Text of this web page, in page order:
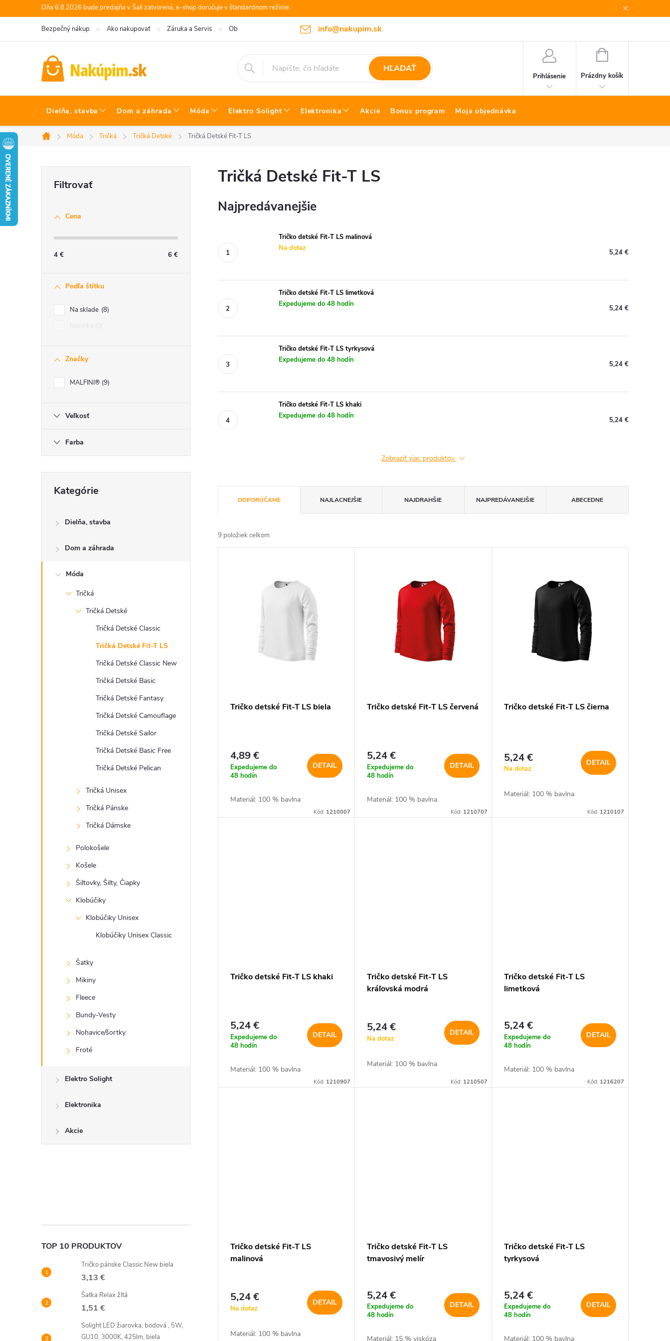
na
Dňa 6.8.2026 bude predajňa v Šali zatvorená, e-shop doručuje v štandardnom režime.
info@nakupim.sk
Bezpečný nákup Ako nakupovať Záruka a Servis Obchodné podmienky Platby a Doprava Blog Bosch náradie
HĽADAŤ
Prihlásenie
NÁKUPNÝ
Prázdny košík
Dielňa, stavba Dom a záhrada Móda Elektro Solight Elektronika Akcie Bonus program Moja objednávka
Domov
Móda Tričká Tričká Detské Tričká Detské Fit-T LS
Cena
4 € 6 €
Podľa štítku
Na sklade 8
Značky
MALFINI® 9
Veľkosť
Farba
kategórie
Kategórie
Dielňa, stavba
Dom a záhrada
Móda
Tričká
Tričká Detské
Tričká Detské Classic
Tričká Detské Fit-T LS
Tričká Detské Classic New
Tričká Detské Basic
Tričká Detské Fantasy
Tričká Detské Camouflage
Tričká Detské Sailor
Tričká Detské Basic Free
Tričká Detské Pelican
Tričká Unisex
Tričká Pánske
Tričká Dámske
Polokošele
Košele
Šiltovky, Šilty, Čiapky
Klobúčiky
Klobúčiky Unisex
Klobúčiky Unisex Classic
Šatky
Mikiny
Fleece
Bundy-Vesty
Nohavice/šortky
Froté
Elektro Solight
Elektronika
Akcie
TOP 10 PRODUKTOV
Tričko pánske Classic New biela
3,13 €
Šatka Relax žltá
1,51 €
Solight LED žiarovka, bodová , 5W,
GU10, 3000K, 425lm, biela
Tričká Detské Fit-T LS
Najpredávanejšie
Tričko detské Fit-T LS malinová
Na dotaz
5,24 €
Tričko detské Fit-T LS limetková
Expedujeme do 48 hodín
5,24 €
Tričko detské Fit-T LS tyrkysová
Expedujeme do 48 hodín
5,24 €
Tričko detské Fit-T LS khaki
Expedujeme do 48 hodín
5,24 €
Zobraziť viac produktov
a
d
t
ODPORÚČAME NAJLACNEJŠIE NAJDRAHŠIE NAJPREDÁVANEJŠIE ABECEDNE
9 položiek celkom
Tričko detské Fit-T LS biela
4,89 €
Expedujeme do
48 hodín
DETAIL
Materiál: 100 % bavlna
Kód: 1210007
Tričko detské Fit-T LS červená
5,24 €
Expedujeme do
48 hodín
DETAIL
Materiál: 100 % bavlna
Kód: 1210707
Tričko detské Fit-T LS čierna
5,24 €
Na dotaz
DETAIL
Materiál: 100 % bavlna
Kód: 1210107
Tričko detské Fit-T LS khaki
5,24 €
Expedujeme do
48 hodín
DETAIL
Materiál: 100 % bavlna
Kód: 1210907
Tričko detské Fit-T LS
kráľovská modrá
5,24 €
Na dotaz
DETAIL
Materiál: 100 % bavlna
Kód: 1210507
Tričko detské Fit-T LS
limetková
5,24 €
Expedujeme do
48 hodín
DETAIL
Materiál: 100 % bavlna
Kód: 1216207
Tričko detské Fit-T LS
malinová
5,24 €
Na dotaz
DETAIL
Materiál: 100 % bavlna
Tričko detské Fit-T LS
tmavosivý melír
5,24 €
Expedujeme do
48 hodín
DETAIL
Materiál: 15 % viskóza
Tričko detské Fit-T LS
tyrkysová
5,24 €
Expedujeme do
48 hodín
DETAIL
Materiál: 100 % bavlna